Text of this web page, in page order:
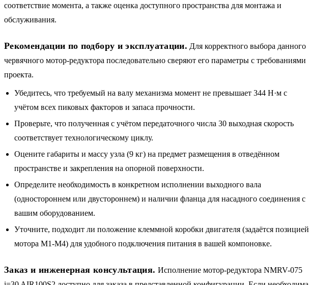
соответствие момента, а также оценка доступного пространства для монтажа и
обслуживания.
Рекомендации по подбору и эксплуатации. Для корректного выбора данного
червячного мотор-редуктора последовательно сверяют его параметры с требованиями
проекта.
Убедитесь, что требуемый на валу механизма момент не превышает 344 Н·м с
учётом всех пиковых факторов и запаса прочности.
Проверьте, что полученная с учётом передаточного числа 30 выходная скорость
соответствует технологическому циклу.
Оцените габариты и массу узла (9 кг) на предмет размещения в отведённом
пространстве и закрепления на опорной поверхности.
Определите необходимость в конкретном исполнении выходного вала
(одностороннем или двустороннем) и наличии фланца для насадного соединения с
вашим оборудованием.
Уточните, подходит ли положение клеммной коробки двигателя (задаётся позицией
мотора M1-M4) для удобного подключения питания в вашей компоновке.
Заказ и инженерная консультация. Исполнение мотор-редуктора NMRV-075